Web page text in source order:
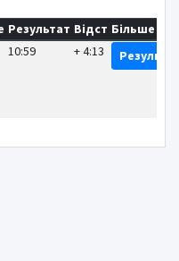
Результат Відст Більше
10:59 + 4:13